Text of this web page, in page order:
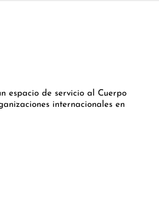
espacio de servicio al Cuerpo
internacionales en